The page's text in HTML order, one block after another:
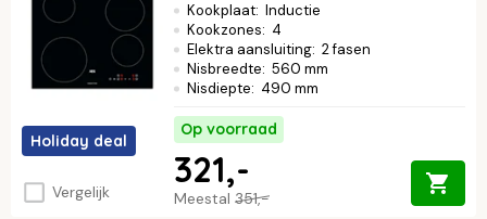
Holiday deal
Vergelijk
Kookplaat: Inductie
Kookzones: 4
Elektra aansluiting: 2 fasen
Nisbreedte: 560 mm
Nisdiepte: 490 mm
Op voorraad
Meestal 351,-
321,-